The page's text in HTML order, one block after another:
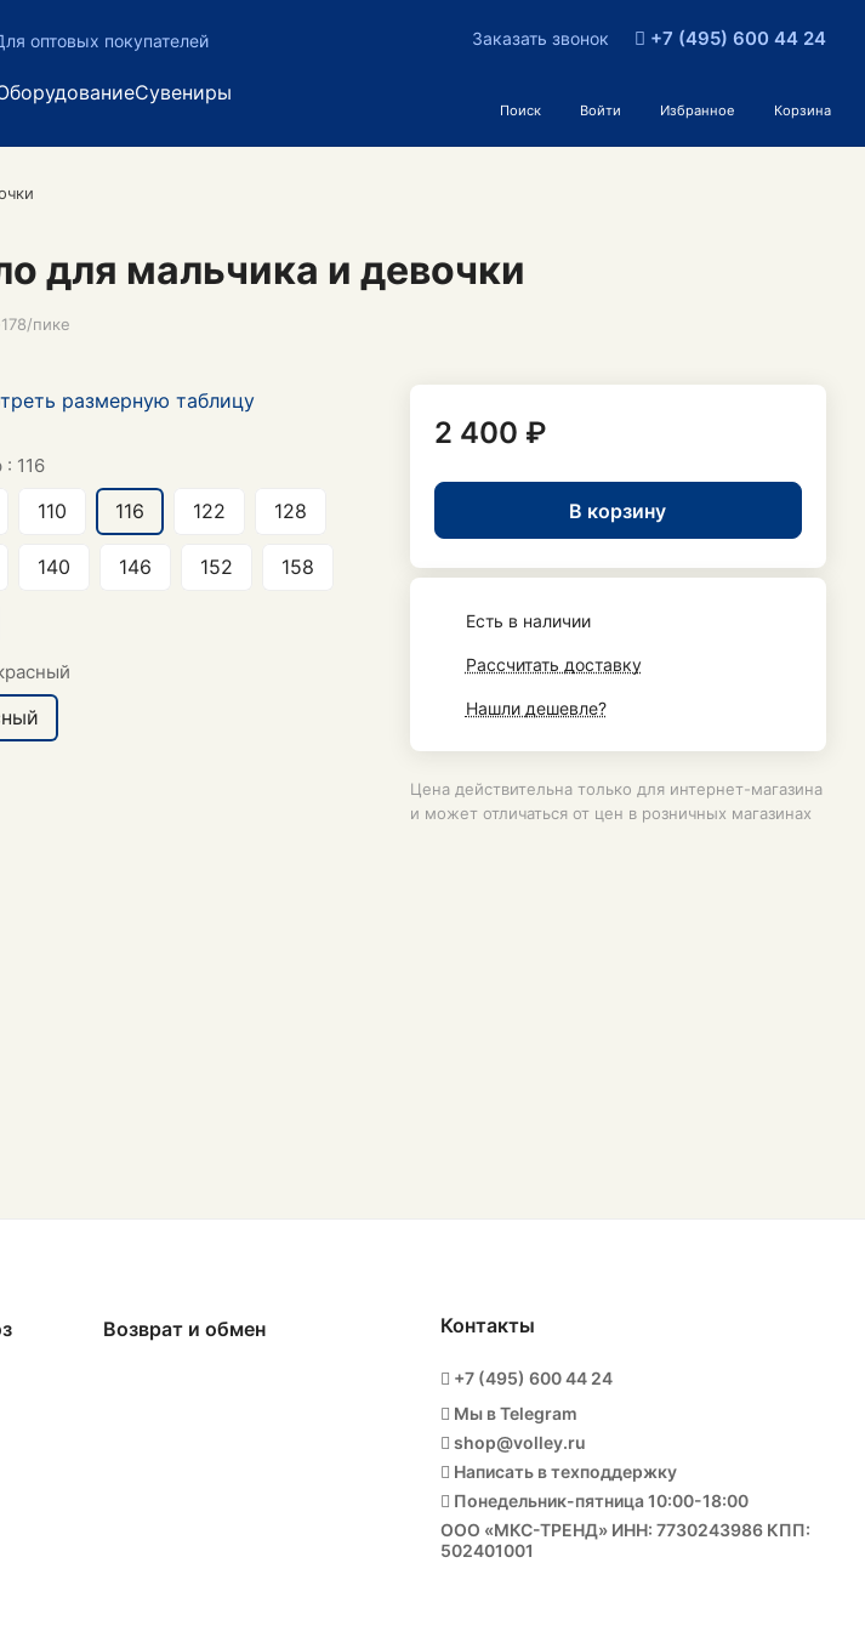
оптовых покупателей
Сувениры
Заказать звонок +7 (495) 600 44 24
Поиск Войти Избранное Корзина
для мальчика и девочки
пике
размерную таблицу
: 116
110 116 122 128
140 146 152 158
2 400 ₽
В корзину
Есть в наличии
Рассчитать доставку
Нашли дешевле?
Цена действительна только для интернет-магазина
и может отличаться от цен в розничных магазинах
Возврат и обмен Контакты
+7 (495) 600 44 24
Мы в Telegram
shop@volley.ru
Написать в техподдержку
Понедельник-пятница 10:00-18:00
ООО «МКС-ТРЕНД» ИНН: 7730243986 КПП:
502401001